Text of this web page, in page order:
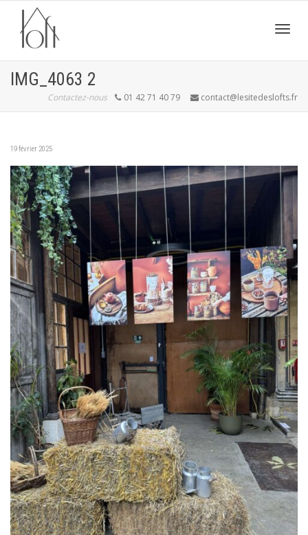
IMG_4063 2
Contactez-nous 01 42 71 40 79 contact@lesitedeslofts.fr
19 février 2025